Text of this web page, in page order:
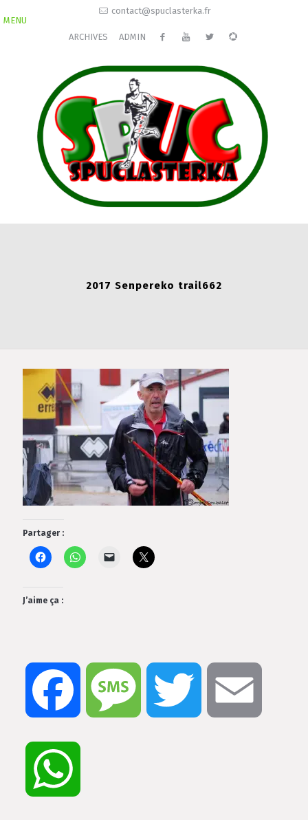
contact@spuclasterka.fr
ARCHIVES ADMIN
MENU
2017 Senpereko trail662
Partager :
J’aime ça :
Facebook Message Twitter